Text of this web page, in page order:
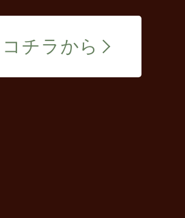
コチラから